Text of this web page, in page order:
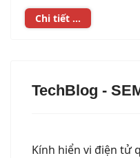
Chi tiết ...
TechBlog -
Kính hiển vi điện tử